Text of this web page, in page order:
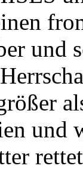
und
und